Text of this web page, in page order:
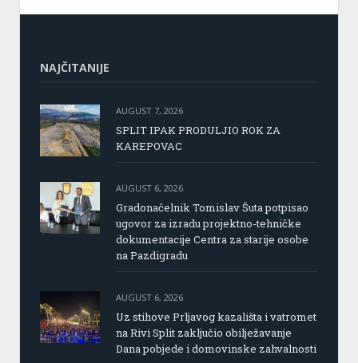
NAJČITANIJE
AUGUST 7, 2026
SPLIT IPAK PRODULJIO ROK ZA
KAREPOVAC
AUGUST 6, 2026
Gradonačelnik Tomislav Šuta potpisao
ugovor za izradu projektno-tehničke
dokumentacije Centra za starije osobe
na Pazdigradu
AUGUST 6, 2026
Uz stihove Prljavog kazališta i vatromet
na Rivi Split zaključio obilježavanje
Dana pobjede i domovinske zahvalnosti